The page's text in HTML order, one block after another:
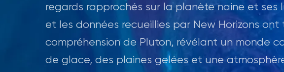
regards rapprochés sur la planète naine et ses
et les données recueillies par New Horizons ont
compréhension de Pluton, révélant un monde
de glace, des plaines gelées et une